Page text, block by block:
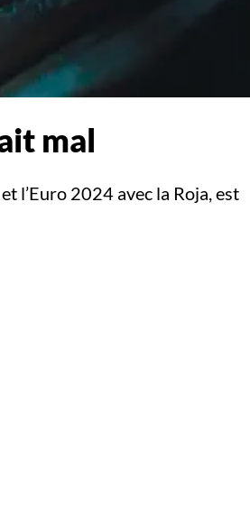
mal
l’Euro 2024 avec la Roja, est